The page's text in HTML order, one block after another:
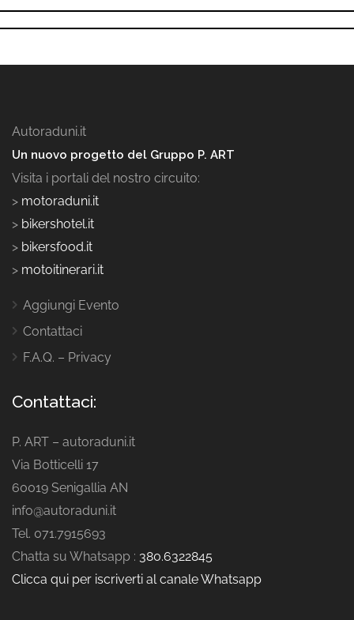
Autoraduni.it
Un nuovo progetto del Gruppo P. ART
Visita i portali del nostro circuito:
> motoraduni.it
> bikershotel.it
> bikersfood.it
> motoitinerari.it
Aggiungi Evento
Contattaci
F.A.Q. – Privacy
Contattaci:
P. ART – autoraduni.it
Via Botticelli 17
60019 Senigallia AN
info@autoraduni.it
Tel. 071.7915693
Chatta su Whatsapp : 380.6322845
Clicca qui per iscriverti al canale Whatsapp